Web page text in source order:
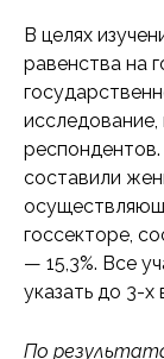
В целях
равенства на
респондентов.
составили
госсекторе,
— 15,3%. Все
указать до 3-х
По